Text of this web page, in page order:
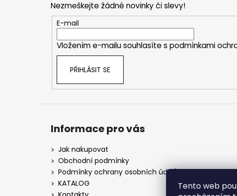
Tento web
Nezmeškejte žádné novinky či slevy!
E-mail
Vložením e-mailu souhlasíte s podmínkami
PŘIHLÁSIT SE
Informace pro vás
Jak nakupovat
Obchodní podmínky
Podmínky ochrany osobních údajů
KATALOG